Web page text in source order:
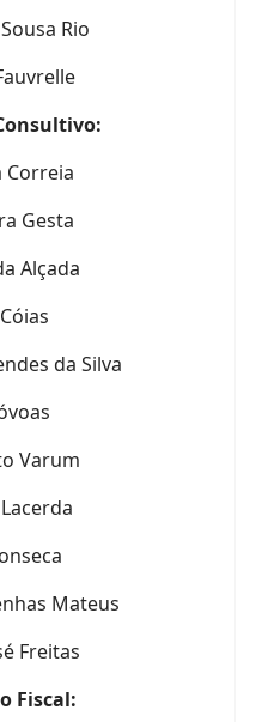
Rio
Correia
Gesta
Alçada
da Silva
Varum
Mateus
Freitas
Fiscal: